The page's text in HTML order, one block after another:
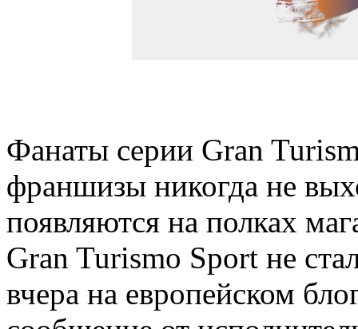
Фанаты серии Gran
франшизы никогда не
появляются на полках
Gran Turismo Sport не
вчера на европейском